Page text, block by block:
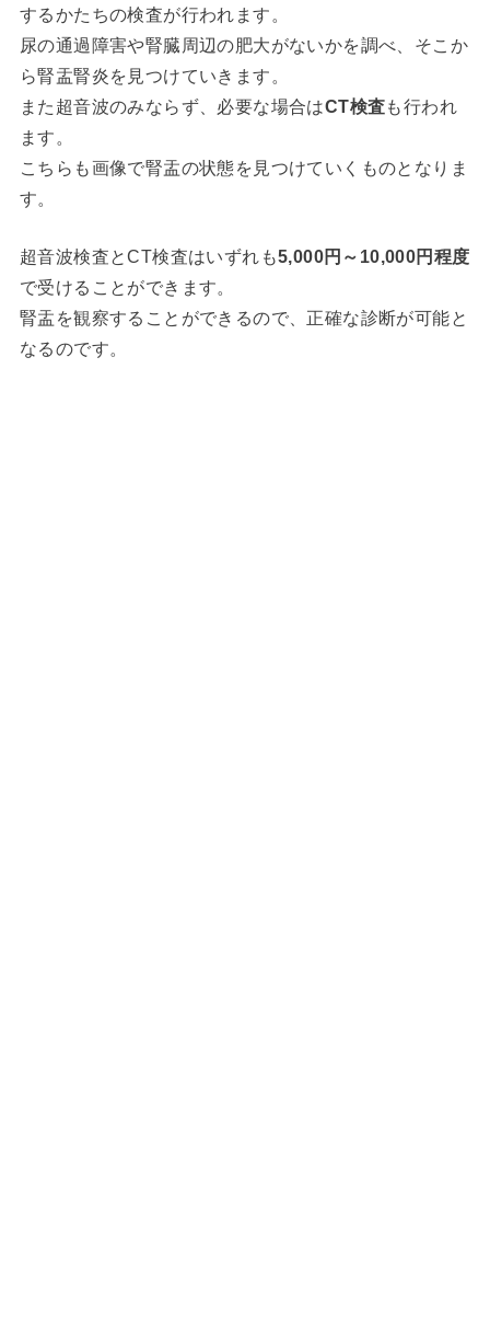
するかたちの検査が行われます。
尿の通過障害や腎臓周辺の肥大がないかを調べ、そこか
ら腎盂腎炎を見つけていきます。
また超音波のみならず、必要な場合はCT検査も行われ
ます。
こちらも画像で腎盂の状態を見つけていくものとなりま
す。
超音波検査とCT検査はいずれも5,000円～10,000円程度
で受けることができます。
腎盂を観察することができるので、正確な診断が可能と
なるのです。